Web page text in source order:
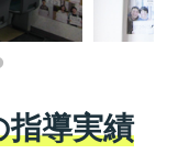
指導実績